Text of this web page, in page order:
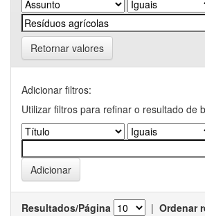
Retornar valores
Adicionar filtros:
Utilizar filtros para refinar o resultado de
Resultados/Página | Ordenar